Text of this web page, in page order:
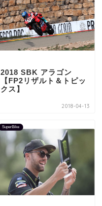
2018 SBK アラゴン
【FP2リザルト＆トピッ
クス】
2018-04-13
SuperBike